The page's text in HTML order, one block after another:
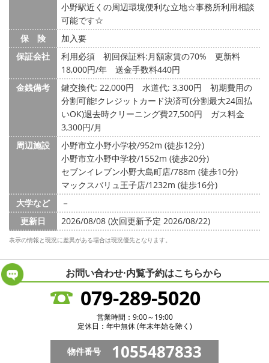
小野駅近くの周辺環境便利な立地☆事務所利用相談
可能です☆
保 険
加入要
保証会社
利用必須 初回保証料:月額家賃の70% 更新料
18,000円/年 送金手数料440円
金銭備考
鍵交換代: 22,000円 水道代: 3,300円
初期費用の
分割可能!クレジットカード決済可(分割最大24回払
いOK)退去時クリーニング費27,500円 ガス料金
3,300円/月
周辺施設
小野市立小野小学校/952m (徒歩12分)
小野市立小野中学校/1552m (徒歩20分)
セブンイレブン小野大島町店/788m (徒歩10分)
マックスバリュ王子店/1232m (徒歩16分)
大学など
－
更新日
2026/08/08 (次回更新予定 2026/08/22)
表示の情報と現況に差異がある場合は現況優先となります。
お問い合わせ·内覧予約はこちらから
079-289-5020
営業時間：9:00～19:00
定休日：年中無休 (年末年始を除く)
物件番号 1055487833